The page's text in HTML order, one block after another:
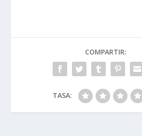
COMPARTIR:
TASA: